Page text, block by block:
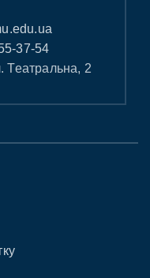
37-54
Театральна, 2